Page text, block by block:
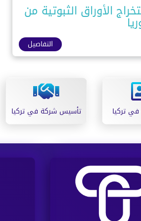
الأوراق الثبوتية من
التفاصيل
تركيا تأسيس شركة في تركيا